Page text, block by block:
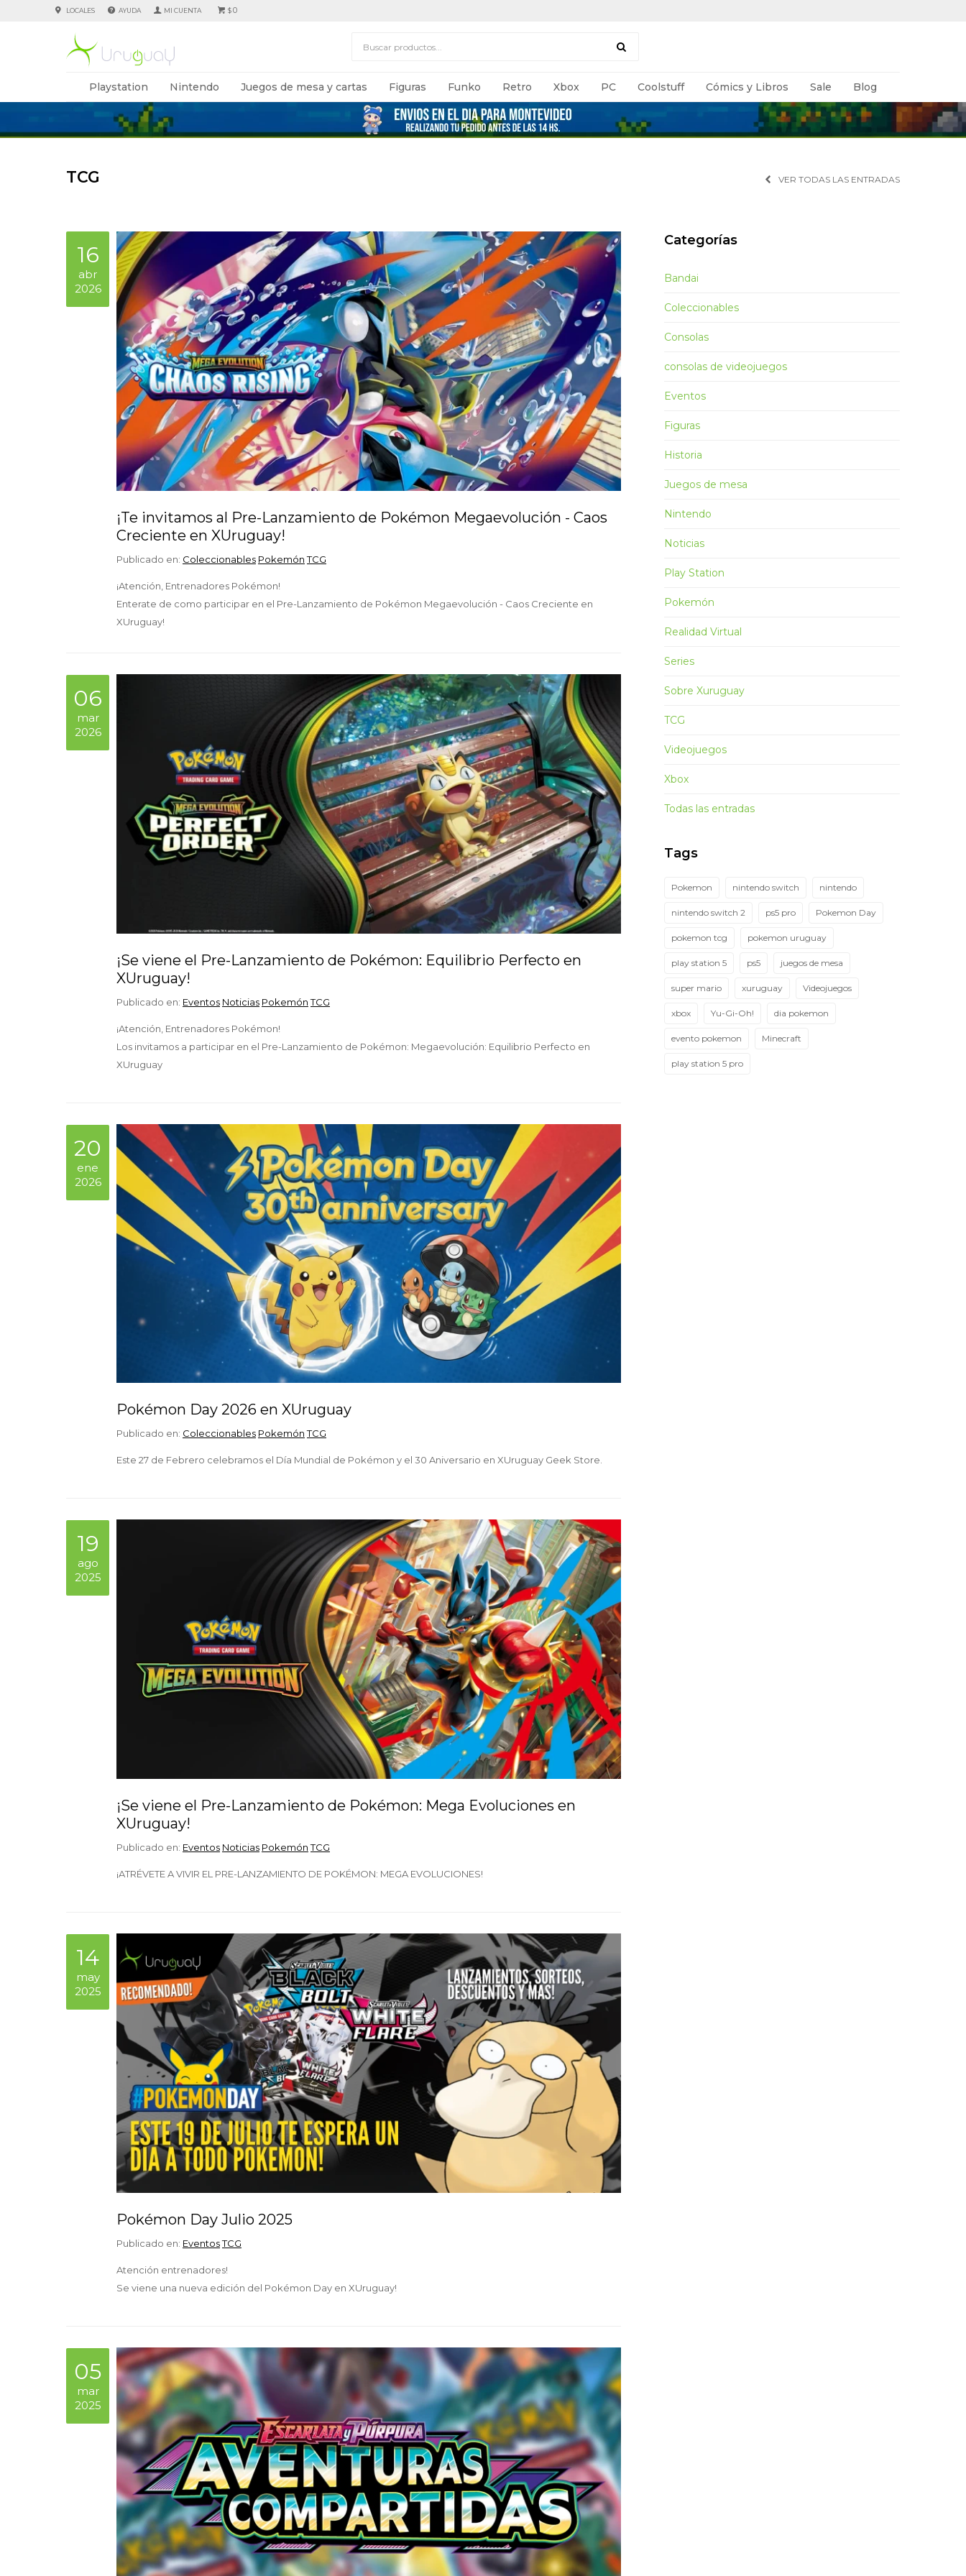
Playstation Nintendo Juegos de mesa y cartas Figuras Funko Retro Xbox PC Coolstuff Cómics y Libros Sale Blog
$0
LOCALES AYUDA
TCG VER TODAS LAS ENTRADAS
¡Te invitamos al Pre-Lanzamiento de Pokémon Megaevolución - Caos
Creciente en XUruguay!
16
abr
2026
Publicado en: Coleccionables Pokemón TCG
¡Atención, Entrenadores Pokémon!
Enterate de como participar en el Pre-Lanzamiento de Pokémon Megaevolución - Caos Creciente en
XUruguay!
¡Se viene el Pre-Lanzamiento de Pokémon: Equilibrio Perfecto en
XUruguay!
06
mar
2026
Publicado en: Eventos Noticias Pokemón TCG
¡Atención, Entrenadores Pokémon!
Los invitamos a participar en el Pre-Lanzamiento de Pokémon: Megaevolución: Equilibrio Perfecto en
XUruguay
Pokémon Day 2026 en XUruguay
20
ene
2026
Publicado en: Coleccionables Pokemón TCG
Este 27 de Febrero celebramos el Día Mundial de Pokémon y el 30 Aniversario en XUruguay Geek Store.
¡Se viene el Pre-Lanzamiento de Pokémon: Mega Evoluciones en
XUruguay!
19
ago
2025
Publicado en: Eventos Noticias Pokemón TCG
¡ATRÉVETE A VIVIR EL PRE-LANZAMIENTO DE POKÉMON: MEGA EVOLUCIONES!
Pokémon Day Julio 2025
14
may
2025
Publicado en: EventosTCG
Atención entrenadores!
Se viene una nueva edición del Pokémon Day en XUruguay!
05
mar
2025
Categorías
Bandai
Coleccionables
Consolas
consolas de videojuegos
Eventos
Figuras
Historia
Juegos de mesa
Nintendo
Noticias
Play Station
Pokemón
Realidad Virtual
Series
Sobre Xuruguay
TCG
Videojuegos
Xbox
Todas las entradas
Tags
Pokemon nintendo switch nintendo
nintendo switch 2 ps5 pro Pokemon Day
pokemon tcg pokemon uruguay
play station 5 ps5 juegos de mesa
super mario xuruguay Videojuegos
xbox Yu-Gi-Oh! dia pokemon
evento pokemon Minecraft
play station 5 pro